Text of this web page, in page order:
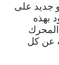
على
عن كل